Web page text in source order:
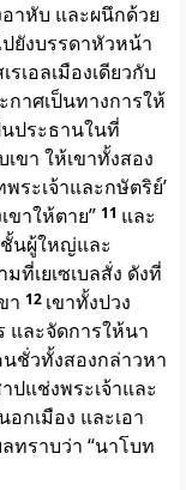
าหับ และผนึกด้วย
ยังบรรดาหัวหน้า
เอลเมืองเดียวกับ
กาศเป็นทางการให้
ประธานในที่
ขา ให้เขาทั้งสอง
ระเจ้าและกษัตริย์’
ขาให้ตาย” 11 และ
นผู้ใหญ่และ
ที่เยเซเบลสั่ง ดังที่
า 12 เขาทั้งปวง
และจัดการให้นา
ชั่วทั้งสองกล่าวหา
แช่งพระเจ้าและ
กเมือง และเอา
ลทราบว่า “นาโบท